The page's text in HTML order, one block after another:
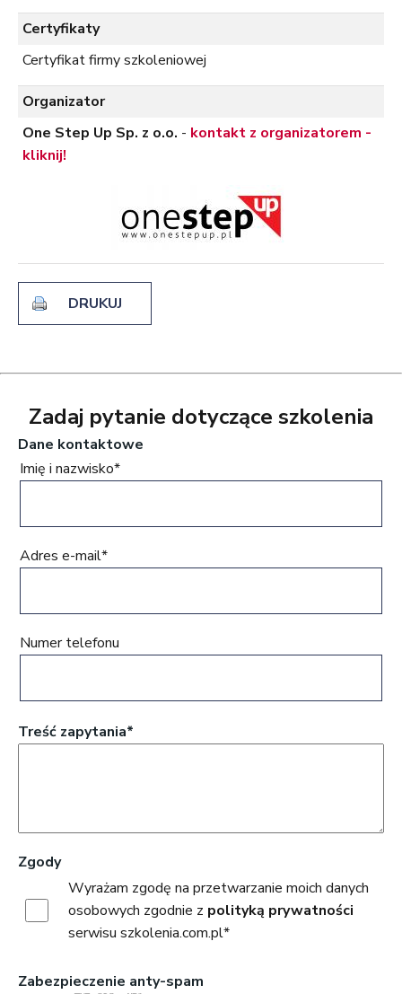
Certyfikaty
Certyfikat firmy szkoleniowej
Organizator
One Step Up Sp. z o.o. - kontakt z organizatorem -
kliknij!
DRUKUJ
Zadaj pytanie dotyczące szkolenia
Dane kontaktowe
Imię i nazwisko*
Adres e-mail*
Numer telefonu
Treść zapytania*
Zgody
Wyrażam zgodę na przetwarzanie moich danych
osobowych zgodnie z polityką prywatności
serwisu szkolenia.com.pl*
Zabezpieczenie anty-spam